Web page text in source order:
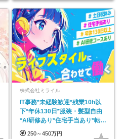
株式会社ミライル
IT事務*未経験歓迎*残業10h以
下*年休130日*服装・髪型自由
*AI研修あり*住宅手当あり*転勤
なし
250～450万円